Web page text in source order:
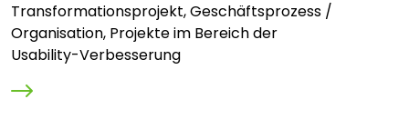
Transformationsprojekt, Geschäftsprozess /
Organisation, Projekte im Bereich der
Usability-Verbesserung